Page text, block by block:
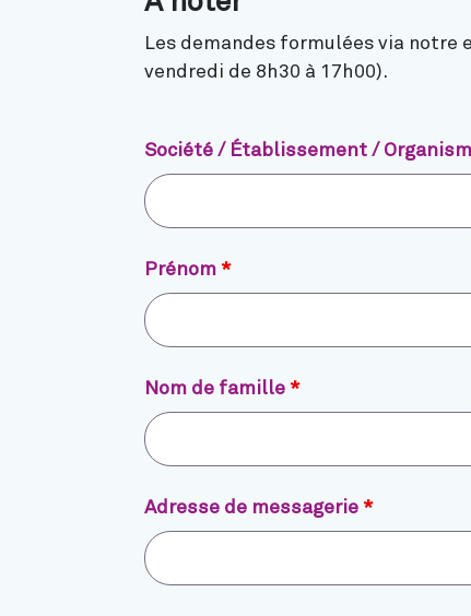
Les demandes formulées via notre
vendredi de 8h30 à 17h00).
Société / Établissement /
Prénom *
Nom de famille *
Adresse de messagerie *